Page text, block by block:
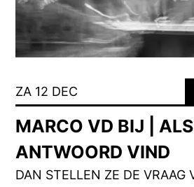
ZA 12 DEC
MARCO VD BIJ |
ANTWOORD VIND
DAN STELLEN ZE DE VRAAG